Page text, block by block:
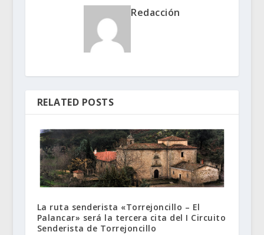
Redacción
RELATED POSTS
La ruta senderista «Torrejoncillo – El
Palancar» será la tercera cita del I Circuito
Senderista de Torrejoncillo